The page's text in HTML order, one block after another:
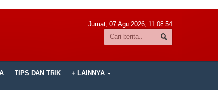
Jumat, 07 Agu 2026, 11:08:55
TIPS DAN TRIK + LAINNYA